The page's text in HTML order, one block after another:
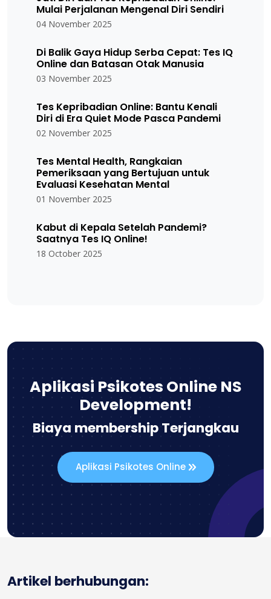
Mulai Perjalanan Mengenal Diri Sendiri
04 November 2025
Di Balik Gaya Hidup Serba Cepat: Tes IQ
Online dan Batasan Otak Manusia
03 November 2025
Tes Kepribadian Online: Bantu Kenali
Diri di Era Quiet Mode Pasca Pandemi
02 November 2025
Tes Mental Health, Rangkaian
Pemeriksaan yang Bertujuan untuk
Evaluasi Kesehatan Mental
01 November 2025
Kabut di Kepala Setelah Pandemi?
Saatnya Tes IQ Online!
18 October 2025
Aplikasi Psikotes Online NS
Development!
Biaya membership Terjangkau
Aplikasi Psikotes Online
Artikel berhubungan: